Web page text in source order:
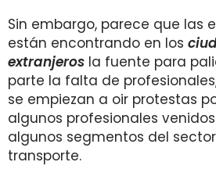
Sin embargo, parece que las
están encontrando en los
extranjeros la fuente para
parte la falta de
se empiezan a oir protestas
algunos profesionales
algunos segmentos del
transporte.